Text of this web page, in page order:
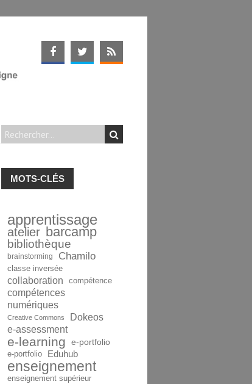
MOTS-CLÉS
apprentissage
atelier barcamp
bibliothèque
brainstorming Chamilo
classe inversée
collaboration compétence
compétences
numériques
Creative Commons
Dokeos
e-assessment
e-learning e-portfolio
e-portfolio Eduhub
enseignement
enseignement supérieur